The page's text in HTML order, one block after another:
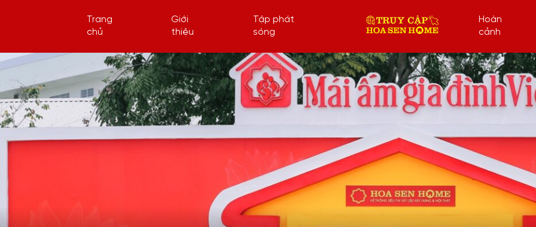
Trang
chủ
Giới
thiệu
Tập phát
sóng
Hoàn
cảnh